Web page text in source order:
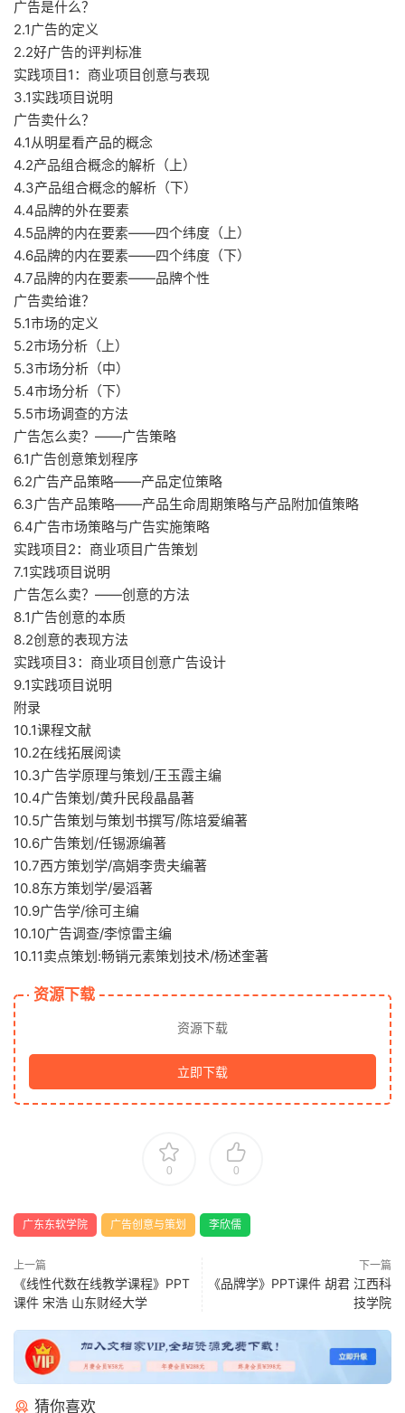
广告是什么？
2.1广告的定义
2.2好广告的评判标准
实践项目1：商业项目创意与表现
3.1实践项目说明
广告卖什么？
4.1从明星看产品的概念
4.2产品组合概念的解析（上）
4.3产品组合概念的解析（下）
4.4品牌的外在要素
4.5品牌的内在要素——四个纬度（上）
4.6品牌的内在要素——四个纬度（下）
4.7品牌的内在要素——品牌个性
广告卖给谁？
5.1市场的定义
5.2市场分析（上）
5.3市场分析（中）
5.4市场分析（下）
5.5市场调查的方法
广告怎么卖？——广告策略
6.1广告创意策划程序
6.2广告产品策略——产品定位策略
6.3广告产品策略——产品生命周期策略与产品附加值策略
6.4广告市场策略与广告实施策略
实践项目2：商业项目广告策划
7.1实践项目说明
广告怎么卖？——创意的方法
8.1广告创意的本质
8.2创意的表现方法
实践项目3：商业项目创意广告设计
9.1实践项目说明
附录
10.1课程文献
10.2在线拓展阅读
10.3广告学原理与策划/王玉霞主编
10.4广告策划/黄升民段晶晶著
10.5广告策划与策划书撰写/陈培爱编著
10.6广告策划/任锡源编著
10.7西方策划学/高娟李贵夫编著
10.8东方策划学/晏滔著
10.9广告学/徐可主编
10.10广告调查/李惊雷主编
10.11卖点策划:畅销元素策划技术/杨述奎著
资源下载
资源下载
立即下载
0 0
广东东软学院 广告创意与策划 李欣儒
上一篇
《线性代数在线教学课程》PPT
课件 宋浩 山东财经大学
下一篇
《品牌学》PPT课件 胡君 江西科
技学院
猜你喜欢